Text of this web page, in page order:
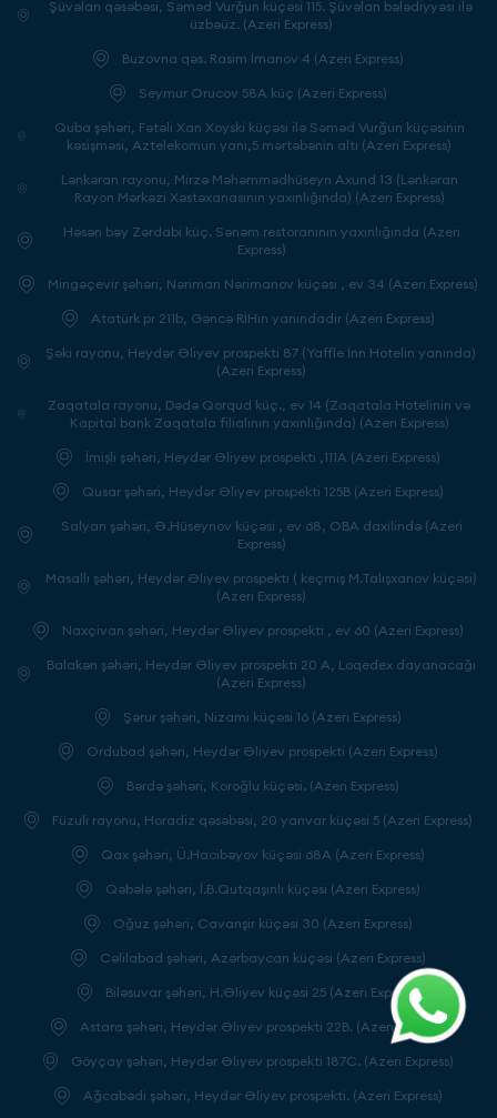
Şüvəlan qəsəbəsi, Səməd Vurğun küçəsi 115. Şüvəlan bələdiyyəsi ilə
üzbəüz. (Azeri Express)
Buzovna qəs. Rasim İmanov 4 (Azeri Express)
Seymur Orucov 58A küç (Azeri Express)
Quba şəhəri, Fətəli Xan Xoyski küçəsi ilə Səməd Vurğun küçəsinin
kəsişməsi, Aztelekomun yanı,5 mərtəbənin altı (Azeri Express)
Lənkəran rayonu, Mirzə Məhəmmədhüseyn Axund 13 (Lənkəran
Rayon Mərkəzi Xəstəxanasının yaxınlığında) (Azeri Express)
Həsən bəy Zərdabi küç. Sənəm restoranının yaxınlığında (Azeri
Express)
Mingəçevir şəhəri, Nəriman Nərimanov küçəsi , ev 34 (Azeri Express)
Atatürk pr 211b, Gəncə RİHın yanındadır (Azeri Express)
Şəki rayonu, Heydər Əliyev prospekti 87 (Yaffle İnn Hotelin yanında)
(Azeri Express)
Zaqatala rayonu, Dədə Qorqud küç., ev 14 (Zaqatala Hotelinin və
Kapital bank Zaqatala filialının yaxınlığında) (Azeri Express)
İmişli şəhəri, Heydər Əliyev prospekti ,111A (Azeri Express)
Qusar şəhəri, Heydər Əliyev prospekti 125B (Azeri Express)
Salyan şəhəri, Ə.Hüseynov küçəsi , ev 68, OBA daxilində (Azeri
Express)
Masallı şəhəri, Heydər Əliyev prospektı ( keçmiş M.Talışxanov küçəsi)
(Azeri Express)
Naxçivan şəhəri, Heydər Əliyev prospekti , ev 60 (Azeri Express)
Balakən şəhəri, Heydər Əliyev prospekti 20 A, Loqedex dayanacağı
(Azeri Express)
Şərur şəhəri, Nizami küçəsi 16 (Azeri Express)
Ordubad şəhəri, Heydər Əliyev prospekti (Azeri Express)
Bərdə şəhəri, Koroğlu küçəsi. (Azeri Express)
Füzuli rayonu, Horadiz qəsəbəsi, 20 yanvar küçəsi 5 (Azeri Express)
Qax şəhəri, Ü.Hacibəyov küçəsi 68A (Azeri Express)
Qəbələ şəhəri, İ.B.Qutqaşınlı küçəsi (Azeri Express)
Oğuz şəhəri, Cavanşir küçəsi 30 (Azeri Express)
Cəlilabad şəhəri, Azərbaycan küçəsi (Azeri Express)
Biləsuvar şəhəri, H.Əliyev küçəsi 25 (Azeri Express)
Astara şəhəri, Heydər Əliyev prospekti 22B. (Azeri Express)
Göyçay şəhəri, Heydər Əliyev prospekti 187C. (Azeri Express)
Ağcabədi şəhəri, Heydər Əliyev prospekti. (Azeri Express)